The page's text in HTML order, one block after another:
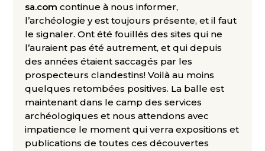
sa.com continue à nous informer,
l’archéologie y est toujours présente, et il faut
le signaler. Ont été fouillés des sites qui ne
l’auraient pas été autrement, et qui depuis
des années étaient saccagés par les
prospecteurs clandestins! Voilà au moins
quelques retombées positives. La balle est
maintenant dans le camp des services
archéologiques et nous attendons avec
impatience le moment qui verra expositions et
publications de toutes ces découvertes